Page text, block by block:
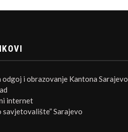
i obrazovanje Kantona Sarajevo
internet
savjetovalište” Sarajevo